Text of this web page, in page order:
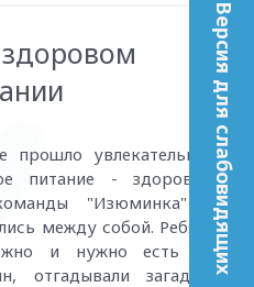
Версия для слабовидящих
увлекательное
питание - здоровый
"Изюминка" и
между собой. Ребята
и нужно есть на
загадки,